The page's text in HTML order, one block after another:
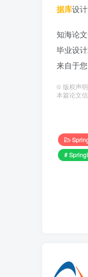
据库设
知海论
毕业设
来自于您
© 版权声明
本篇论文
#